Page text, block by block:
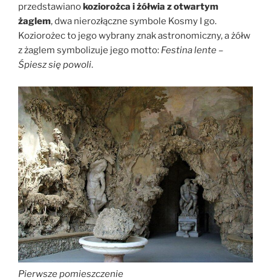
przedstawianokoziorożca i żółwia z otwartym
żaglem, dwa nierozłączne symbole Kosmy I go.
Koziorożec to jego wybrany znak astronomiczny, a żółw
z żaglem symbolizuje jego motto: Festina lente –
Śpiesz się powoli.
Pierwsze pomieszczenie